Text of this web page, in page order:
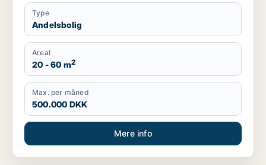
Type
Andelsbolig
Areal
20 - 60 m2
Max. per måned
500.000 DKK
Mere info